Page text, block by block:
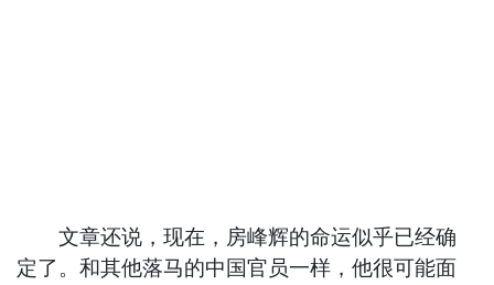
文章还说，现在，房峰辉的命运似乎已经确
定了。和其他落马的中国官员一样，他很可能面